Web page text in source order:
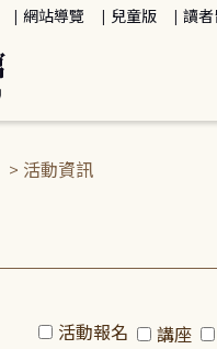
網站導覽 兒童版 讀
> 活動資訊
活動報名 講座